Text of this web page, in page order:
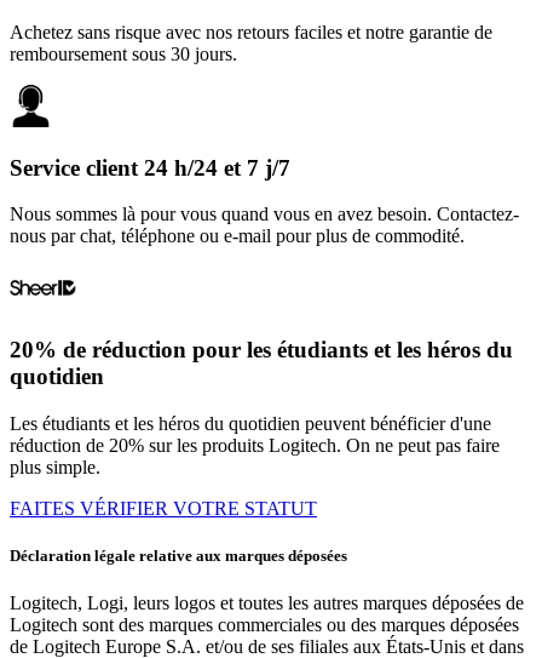
Achetez sans risque avec nos retours faciles et notre garantie de
remboursement sous 30 jours.
Service client 24 h/24 et 7 j/7
Nous sommes là pour vous quand vous en avez besoin. Contactez-
nous par chat, téléphone ou e-mail pour plus de commodité.
20% de réduction pour les étudiants et les héros du
quotidien
Les étudiants et les héros du quotidien peuvent bénéficier d'une
réduction de 20% sur les produits Logitech. On ne peut pas faire
plus simple.
FAITES VÉRIFIER VOTRE STATUT
Déclaration légale relative aux marques déposées
Logitech, Logi, leurs logos et toutes les autres marques déposées de
Logitech sont des marques commerciales ou des marques déposées
de Logitech Europe S.A. et/ou de ses filiales aux États-Unis et dans